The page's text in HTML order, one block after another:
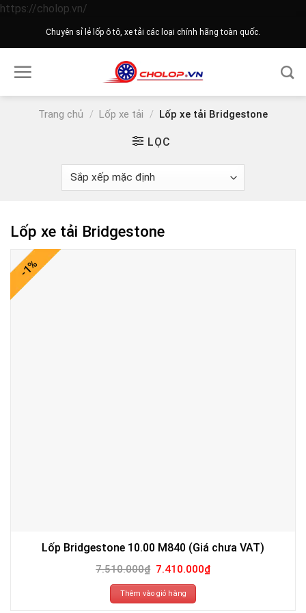
https://cholop.vn/
to
Chuyên sỉ lẻ lốp ô tô, xe tải các loại chính hãng toàn quốc.
Trang chủ / Lốp xe tải / Lốp xe tải Bridgestone
LỌC
Lốp xe tải Bridgestone
-1%
Lốp Bridgestone 10.00 M840 (Giá chưa VAT)
7.510.000₫ Giá
gốc
là:
7.510.000₫.
7.410.000₫Giá
hiện
Thêm vào giỏ hàng